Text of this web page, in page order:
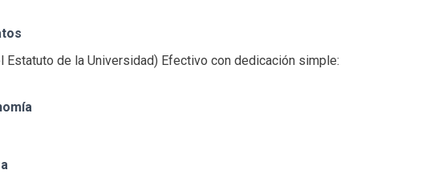
Estatuto de la Universidad) Efectivo con dedicación simple: